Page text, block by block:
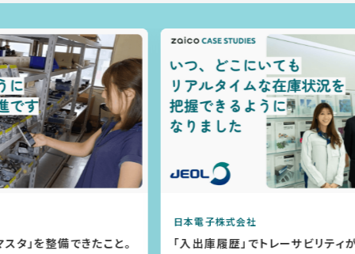
「入出庫履歴」でトレーサビリティが向上！在庫管理